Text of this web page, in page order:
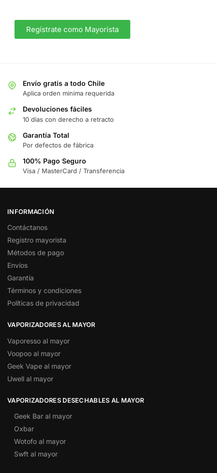
Regístrate como Mayorista
Envío gratis a todo Chile
Aplica orden minima requerida
Devoluciones fáciles
10 días con derecho a retracto
Garantía Total
Por defectos de fábrica
100% Pago Seguro
Visa / MasterCard / Transferencia
INFORMACIÓN
Contáctanos
Registro mayorista
Métodos de pago
Envíos
Garantía
Términos y condiciones
Políticas de privacidad
VAPORIZADORES AL MAYOR
Vaporesso al mayor
Voopoo al mayor
Geek Vape al mayor
Uwell al mayor
VAPORIZADORES DESECHABLES AL MAYOR
Geek Bar al mayor
Oxbar
Wotofo al mayor
Swft al mayor